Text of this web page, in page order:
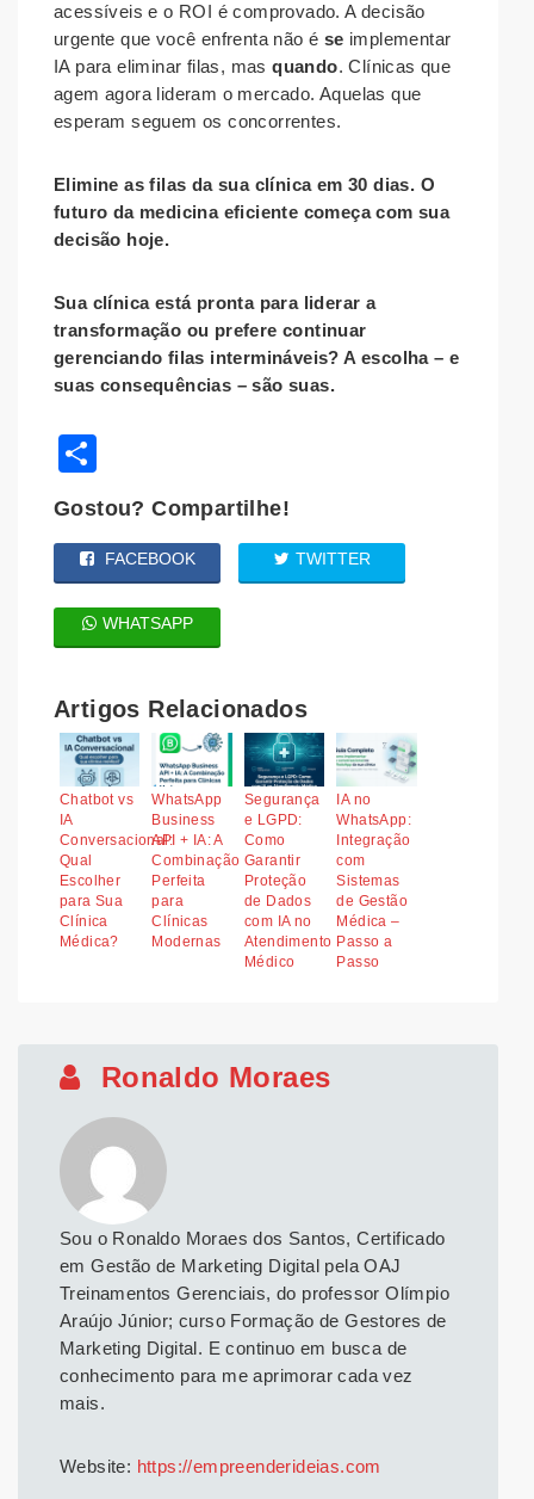
acessíveis e o ROI é comprovado. A decisão
urgente que você enfrenta não é se implementar
IA para eliminar filas, masquando. Clínicas que
agem agora lideram o mercado. Aquelas que
esperam seguem os concorrentes.
Elimine as filas da sua clínica em 30 dias. O
futuro da medicina eficiente começa com sua
decisão hoje.
Sua clínica está pronta para liderar a
transformação ou prefere continuar
gerenciando filas intermináveis? A escolha – e
suas consequências – são suas.
Gostou? Compartilhe!
FACEBOOK TWITTER
WHATSAPP
Artigos Relacionados
Chatbot vs
IA
Conversacional:
Qual
Escolher
para Sua
Clínica
Médica?
WhatsApp
Business
API + IA: A
Combinação
Perfeita
para
Clínicas
Modernas
Segurança
e LGPD:
Como
Garantir
Proteção
de Dados
com IA no
Atendimento
Médico
IA no
WhatsApp:
Integração
com
Sistemas
de Gestão
Médica –
Passo a
Passo
Ronaldo Moraes
Sou o Ronaldo Moraes dos Santos, Certificado
em Gestão de Marketing Digital pela OAJ
Treinamentos Gerenciais, do professor Olímpio
Araújo Júnior; curso Formação de Gestores de
Marketing Digital. E continuo em busca de
conhecimento para me aprimorar cada vez
mais.
Website: https://empreenderideias.com